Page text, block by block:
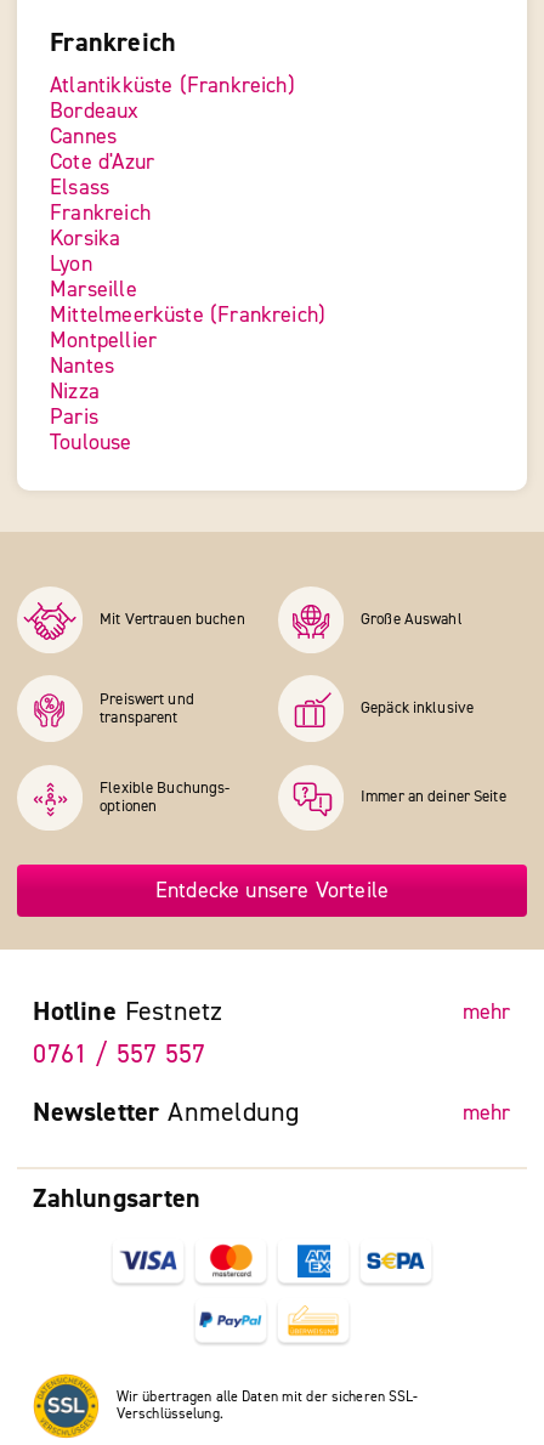
Frankreich
Atlantikküste (Frankreich)
Bordeaux
Cannes
Cote d'Azur
Elsass
Frankreich
Korsika
Lyon
Marseille
Mittelmeerküste (Frankreich)
Montpellier
Nantes
Nizza
Paris
Toulouse
Mit Vertrauen buchen Große Auswahl
Preiswert und
transparent
Gepäck inklusive
Flexible Buchungs­
optionen
Immer an deiner Seite
Entdecke unsere Vorteile
Zahlungsarten
Wir übertragen alle Daten mit der sicheren SSL-
Verschlüsselung.
Hotline Festnetz mehr
0761 / 557 557
Newsletter Anmeldung mehr